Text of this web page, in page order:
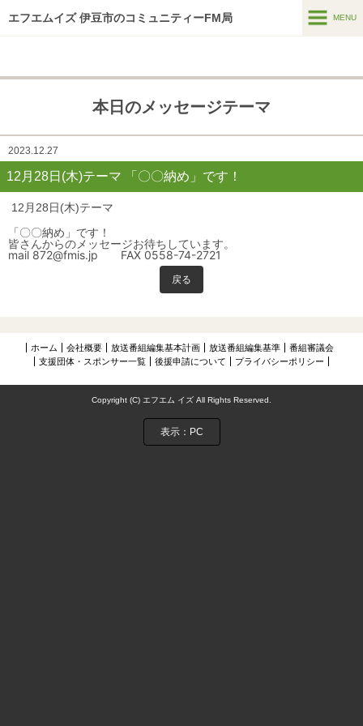
エフエムイズ 伊豆市のコミュニティーFM局 MENU
ホーム
メッセージフォーム
番組表
番組紹介
HTはなつーしん
HT42号巻頭特集スポット
アーカイブス
本日のメッセージテーマ
2023.12.27
12月28日(木)テーマ 「〇〇納め」です！
12月28日(木)テーマ
「〇〇納め」です！
皆さんからのメッセージお待ちしています。
mail 872@fmis.jp FAX 0558-74-2721
戻る
ホーム 会社概要 放送番組編集基本計画 放送番組編集基準
番組審議会
支援団体・スポンサー一覧
後援申請について プライバシーポリシー
Copyright (C) エフエム イズ All Rights Reserved.
表示：PC